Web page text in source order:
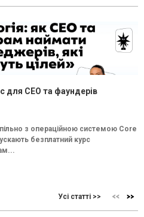
для CEO та фаундерів
з операційною системою Core
безплатний курс
Усі статті >>